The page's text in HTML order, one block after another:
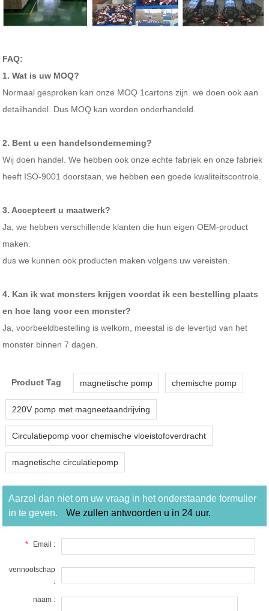
FAQ:
1. Wat is uw MOQ?
Normaal gesproken kan onze MOQ 1cartons zijn. we doen ook aan
detailhandel. Dus MOQ kan worden onderhandeld.
2. Bent u een handelsonderneming?
Wij doen handel. We hebben ook onze echte fabriek en onze fabriek
heeft ISO-9001 doorstaan, we hebben een goede kwaliteitscontrole.
3. Accepteert u maatwerk?
Ja, we hebben verschillende klanten die hun eigen OEM-product
maken.
dus we kunnen ook producten maken volgens uw vereisten.
4. Kan ik wat monsters krijgen voordat ik een bestelling plaats
en hoe lang voor een monster?
Ja, voorbeeldbestelling is welkom, meestal is de levertijd van het
monster binnen 7 dagen.
Product Tag magnetische pomp chemische pomp
220V pomp met magneetaandrijving
Circulatiepomp voor chemische vloeistofoverdracht
magnetische circulatiepomp
Aarzel dan niet om uw vraag in het onderstaande formulier
in te geven.
We zullen antwoorden u in 24 uur.
* Email :
vennootschap
:
naam :